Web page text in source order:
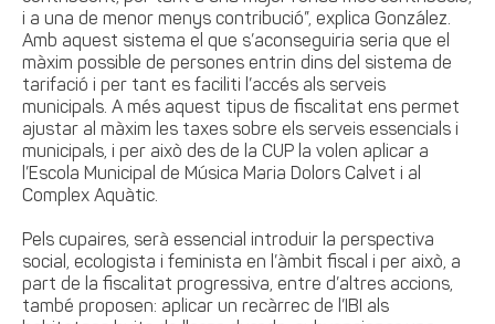
i a una de menor menys contribució”, explica González.
Amb aquest sistema el que s’aconseguiria seria que el
màxim possible de persones entrin dins del sistema de
tarifació i per tant es faciliti l’accés als serveis
municipals. A més aquest tipus de fiscalitat ens permet
ajustar al màxim les taxes sobre els serveis essencials i
municipals, i per això des de la CUP la volen aplicar a
l’Escola Municipal de Música Maria Dolors Calvet i al
Complex Aquàtic.
Pels cupaires, serà essencial introduir la perspectiva
social, ecologista i feminista en l’àmbit fiscal i per això, a
part de la fiscalitat progressiva, entre d’altres accions,
també proposen: aplicar un recàrrec de l’IBI als